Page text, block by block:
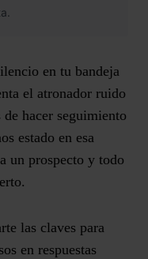
en tu bandeja
el atronador ruido
de hacer seguimiento
estado en esa
un prospecto y todo
las claves para
en respuestas